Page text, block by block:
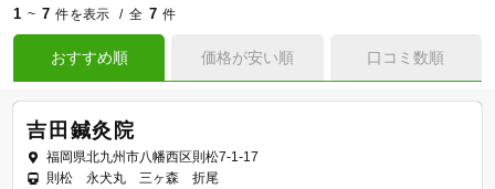
1 ~ 7 件を表示 全 7 件
おすすめ順 価格が安い順 口コミ数順
吉田鍼灸院
福岡県北九州市八幡西区則松7-1-17
則松 永犬丸 三ヶ森 折尾